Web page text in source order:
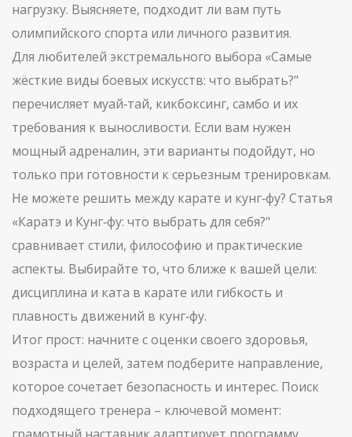
нагрузку. Выясняете, подходит ли вам путь
олимпийского спорта или личного развития.
Для любителей экстремального выбора «Самые
жёсткие виды боевых искусств: что выбрать?"
перечисляет муай‑тай, кикбоксинг, самбо и их
требования к выносливости. Если вам нужен
мощный адреналин, эти варианты подойдут, но
только при готовности к серьезным тренировкам.
Не можете решить между карате и кунг‑фу? Статья
«Каратэ и Кунг‑фу: что выбрать для себя?"
сравнивает стили, философию и практические
аспекты. Выбирайте то, что ближе к вашей цели:
дисциплина и ката в карате или гибкость и
плавность движений в кунг‑фу.
Итог прост: начните с оценки своего здоровья,
возраста и целей, затем подберите направление,
которое сочетает безопасность и интерес. Поиск
подходящего тренера – ключевой момент: